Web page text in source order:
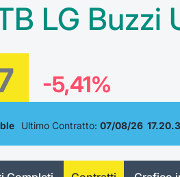
LG Buzzi
-5,41%
Ultimo Contratto: 07/08/26